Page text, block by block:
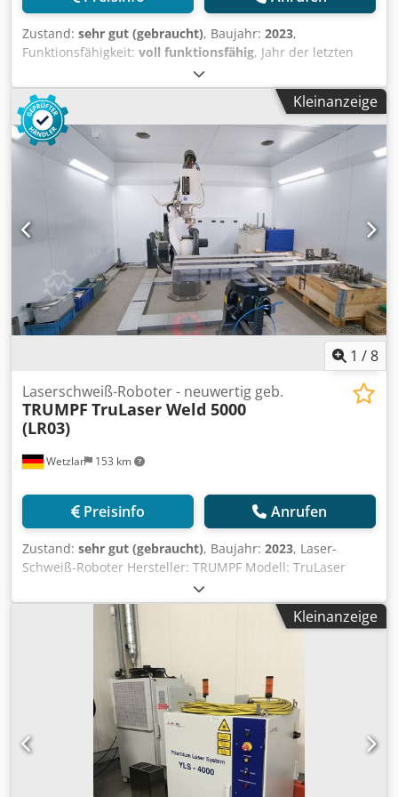
Anfragen, Erklärungs- Schweißschulungen und
und polnisch Dcodpfxepcf Nts Aniek Anbieter Lawitex
GmbH 40764 Langenfeld (Rheinland), DE
Zustand: sehr gut (gebraucht), Baujahr: 2023,
Funktionsfähigkeit: voll funktionsfähig, Jahr der letzten
, Wir bieten diese sehr gut erhaltene
TRUMPF TruLaser Weld 1000 Laserschweißmaschine,
Baujahr 2023, mit wenigen Stunden an. Die Maschine
wurde jährlich durch Trumpf gewartet. Die letzte Wartung
war im April 2026. Die Maschine ist unter Strom und
vollausgestattet mit zwei Drehachsen. Die
Programmierung erfolgt an der Maschine, ohne Software.
Aktuell wird noch auf dieser Maschine produziert.
Abzugeben im August 2026. Hersteller: TRUMPF Modell:
TruLaser Weld 1000 Baujahr: 2023 Wenn Sie Rückfragen
haben oder mehr Informationen benötigen, schreiben Sie
uns gerne eine Nachricht oder rufen uns an. Dsdpfjy I Ak
Uox Aniock
Kleinanzeige
1 /8
Wetzlar 153 km
Laserschweiß-Roboter - neuwertig geb.
TRUMPF TruLaser Weld 5000
(LR03)
Preisinfo Anrufen
Zustand: sehr gut (gebraucht), Baujahr: 2023, Laser-
Schweiß-Roboter Hersteller: TRUMPF Modell: TruLaser
Weld 5000 (LR03) Baujahr: KW 51/2023 - Inbetriebnahme:
2024 4.000 Watt Festkörper (Fiber-) Laser Betriebsstunden:
neuwertig gebraucht ERWEITERTE - AUSSTATTUNG: 30 m
LLK TruDisk 4001 (Festkörper, Fiber) mit 1 LLK-A 1 ST, Inkl.
Kühlaggregat, Inkl. Sicherheit für Laserschweißen
Werkstückbearbeitung: Drehmodul für Schutzgasführung
FusionLine FusionLine Kombidüse Positionierer: Dreh- Kipp
Positionieren endlosdrehend Nullpunkt-Spannsystem für
Dreh-Kipp-Pos Schutzkabine erweitert auf 4.800 x 4.800
mm (Frontmaß x Seitenmaß) Datenübertragung: OPC UA
for Machine Tools Basic (möglicherweise Lizenz notwendig)
AUSSTATTUNG: Maschine: Kollisionsschutz KUKA Roboter
Kleinanzeige